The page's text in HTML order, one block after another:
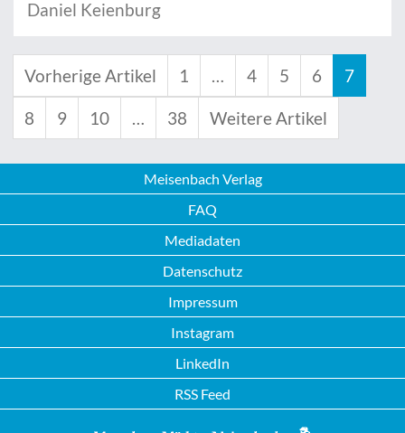
Daniel Keienburg
Vorherige Artikel 1 … 4 5 6 7
8 9 10 … 38 Weitere Artikel
Meisenbach Verlag
FAQ
Mediadaten
Datenschutz
Impressum
Instagram
LinkedIn
RSS Feed